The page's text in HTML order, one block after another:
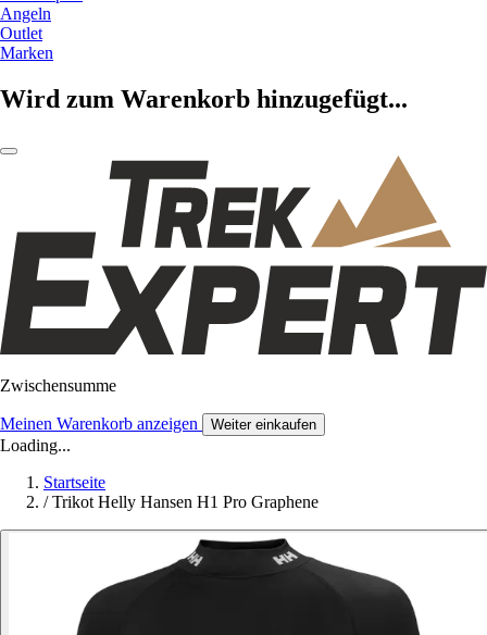
Angeln
Outlet
Marken
Wird zum Warenkorb hinzugefügt...
Zwischensumme
Meinen Warenkorb anzeigen Weiter einkaufen
Loading...
Startseite
/ Trikot Helly Hansen H1 Pro Graphene